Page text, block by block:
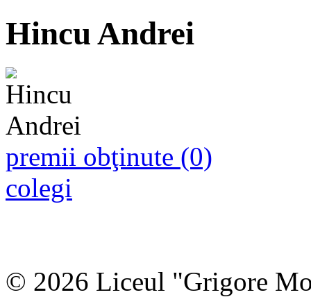
Hincu Andrei
premii obţinute (0)
colegi
© 2026 Liceul "Grigore